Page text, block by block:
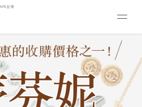
台灣